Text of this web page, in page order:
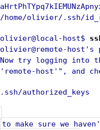
/home/olivier/.ssh/
olivier@local-host$
olivier@remote-host's
Now try logging into
'remote-host'", and
.ssh/authorized_keys
to make sure we